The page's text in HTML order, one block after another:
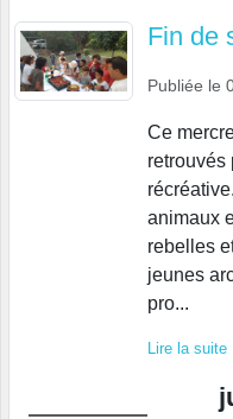
Fin de
Publiée le
Ce
retrouvés
animaux
rebelles
jeunes
pro...
Lire la suite